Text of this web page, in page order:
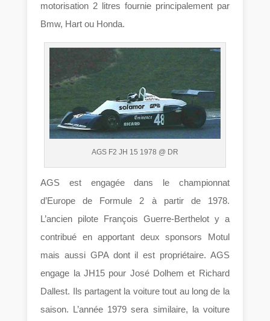
motorisation 2 litres fournie principalement par
Bmw, Hart ou Honda.
AGS F2 JH 15 1978 @ DR
AGS est engagée dans le championnat
d’Europe de Formule 2 à partir de 1978.
L’ancien pilote François Guerre-Berthelot y a
contribué en apportant deux sponsors Motul
mais aussi GPA dont il est propriétaire. AGS
engage la JH15 pour José Dolhem et Richard
Dallest. Ils partagent la voiture tout au long de la
saison. L’année 1979 sera similaire, la voiture